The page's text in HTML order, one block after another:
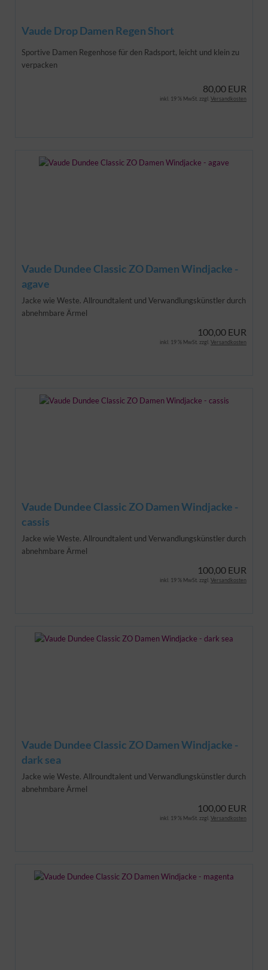
Vaude Drop Damen Regen Short
Sportive Damen Regenhose für den Radsport, leicht und klein zu
verpacken
80,00 EUR
inkl. 19 % MwSt. zzgl. Versandkosten
Vaude Dundee Classic ZO Damen Windjacke -
agave
Jacke wie Weste. Allroundtalent und Verwandlungskünstler durch
abnehmbare Ärmel
100,00 EUR
inkl. 19 % MwSt. zzgl. Versandkosten
Vaude Dundee Classic ZO Damen Windjacke -
cassis
Jacke wie Weste. Allroundtalent und Verwandlungskünstler durch
abnehmbare Ärmel
100,00 EUR
inkl. 19 % MwSt. zzgl. Versandkosten
Vaude Dundee Classic ZO Damen Windjacke -
dark sea
Jacke wie Weste. Allroundtalent und Verwandlungskünstler durch
abnehmbare Ärmel
100,00 EUR
inkl. 19 % MwSt. zzgl. Versandkosten